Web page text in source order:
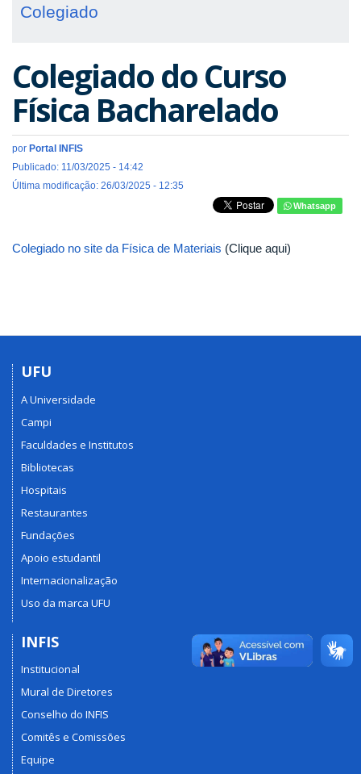
Colegiado
Colegiado do Curso
Física Bacharelado
por Portal INFIS
Publicado: 11/03/2025 - 14:42
Última modificação: 26/03/2025 - 12:35
Whatsapp
Colegiado no site da Física de Materiais (Clique aqui)
UFU
A Universidade
Campi
Faculdades e Institutos
Bibliotecas
Hospitais
Restaurantes
Fundações
Apoio estudantil
Internacionalização
Uso da marca UFU
INFIS
Institucional
Mural de Diretores
Conselho do INFIS
Comitês e Comissões
Equipe